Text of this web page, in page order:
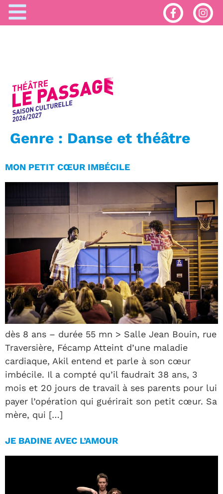
Genre : Danse et théâtre
MON PETIT CŒUR IMBÉCILE
dès 8 ans – durée 55 mn > Salle Jean Bouin, rue
Traversière, Fécamp Atteint d’une maladie
cardiaque, Akil entend et parle à son cœur
imbécile. Il a compté qu’il faudrait 38 ans, 3
mois et 20 jours de travail à ses parents pour lui
payer l’opération qui guérirait son petit cœur. Sa
mère, qui […]
JE BADINE AVEC L’AMOUR